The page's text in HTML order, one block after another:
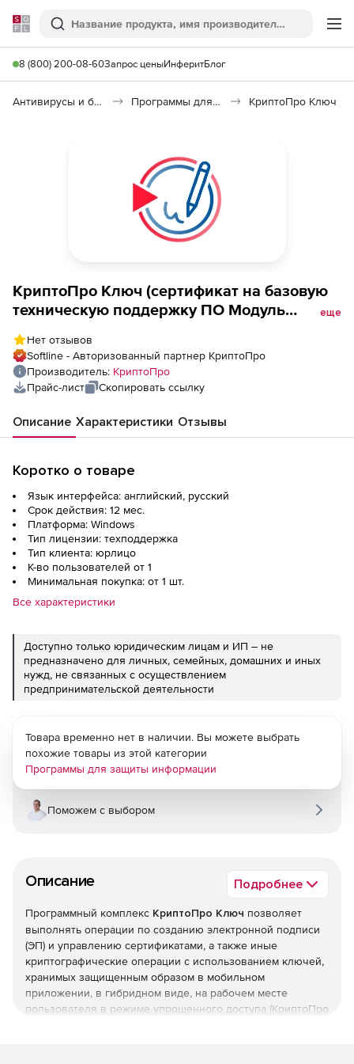
Softline
Поиск
8 (800) 200-08-60Запрос ценыИнферитБлог
Антивирусы и безопасность Программы для защиты информации КриптоПро Ключ
КриптоПро Ключ (сертификат на базовую
техническую поддержку ПО Модуль
на 1 год), до 1 000 пользователей
еще
Нет отзывов
Softline - Авторизованный партнер КриптоПро
Производитель: КриптоПро
Прайс-лист
Скопировать ссылку
Описание Характеристики Отзывы
Коротко о товаре
Язык интерфейса: английский, русский
Срок действия: 12 мес.
Платформа: Windows
Тип лицензии: техподдержка
Тип клиента: юрлицо
К-во пользователей от 1
Минимальная покупка: от 1 шт.
Все характеристики
Доступно только юридическим лицам и ИП – не
предназначено для личных, семейных, домашних и иных
нужд, не связанных с осуществлением
предпринимательской деятельности
Описание Подробнее
Программный комплекс КриптоПро Ключ позволяет
выполнять операции по созданию электронной подписи
(ЭП) и управлению сертификатами, а также иные
криптографические операции с использованием ключей,
хранимых защищенным образом в мобильном
приложении, в гибридном виде, на рабочем месте
пользователя в режиме упрощенного доступа (КриптоПро
Товара временно нет в наличии. Вы можете выбрать
похожие товары из этой категории
Программы для защиты информации
Поможем с выбором